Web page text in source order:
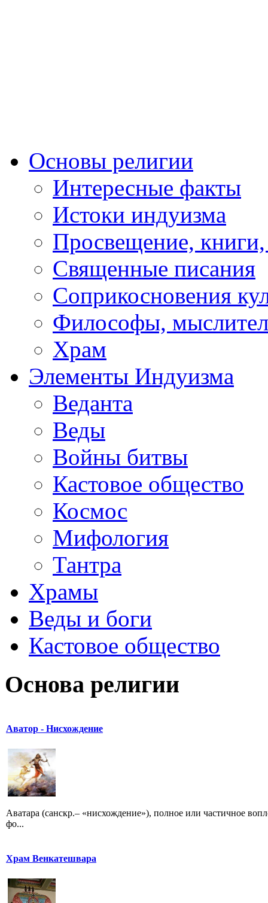
Основы религии
Интересные факты
Истоки индуизма
Просвещение, книги,
Священные писания
Соприкосновения
Философы,
Храм
Элементы Индуизма
Веданта
Веды
Войны битвы
Кастовое общество
Космос
Мифология
Тантра
Храмы
Веды и боги
Кастовое общество
Основа религии
Аватор - Нисхождение
Aватара (санскр.– «нисхождение»), полное или частичное
фо...
Храм Венкатешвара